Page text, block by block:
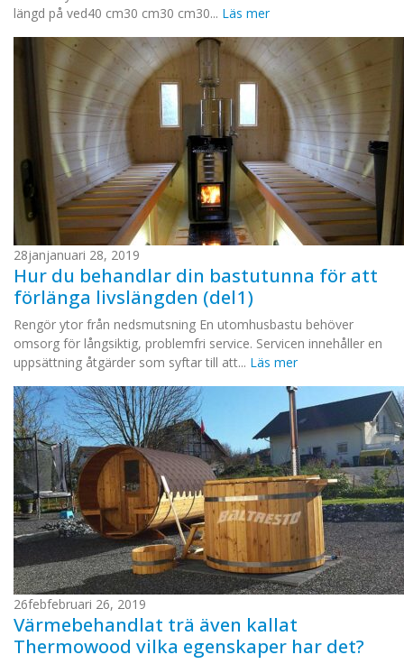
längd på ved40 cm30 cm30 cm30... Läs mer
28janjanuari 28, 2019
Hur du behandlar din bastutunna för att
förlänga livslängden (del1)
Rengör ytor från nedsmutsning En utomhusbastu behöver
omsorg för långsiktig, problemfri service. Servicen innehåller en
uppsättning åtgärder som syftar till att... Läs mer
26febfebruari 26, 2019
Värmebehandlat trä även kallat
Thermowood vilka egenskaper har det?